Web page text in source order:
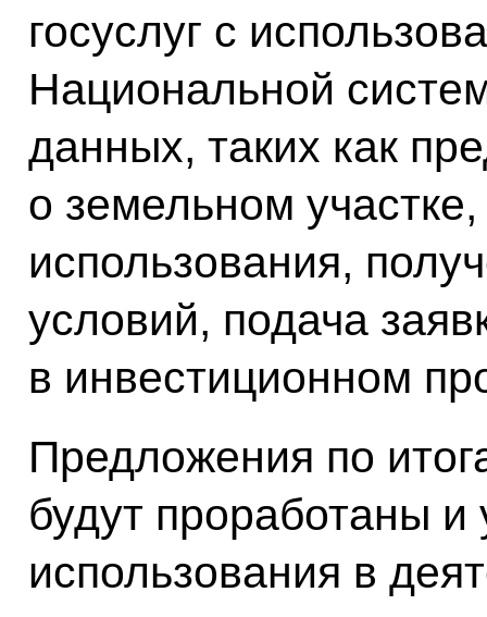
госуслуг с
Национальной
данных, таких как
о земельном
использования,
условий, подача
в инвестиционном
Предложения по
будут проработаны
использования в